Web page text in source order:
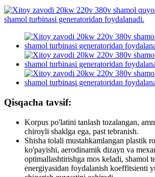
Qisqacha tavsif:
Korpus po'latini tanlash tozalangan,
chiroyli shaklga ega, past tebranish.
Shisha tolali mustahkamlangan plastik
ko'payishi, aerodinamik dizayn va
optimallashtirishga mos keladi, shamol
energiyasidan foydalanish koeffitsienti